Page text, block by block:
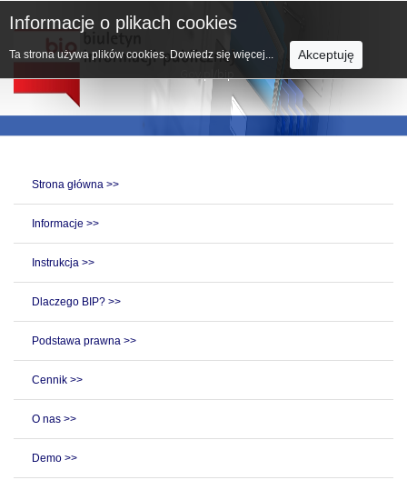
Strona główna >>
Informacje >>
Instrukcja >>
Dlaczego BIP? >>
Podstawa prawna >>
Cennik >>
O nas >>
Demo >>
Informacje o plikach cookies
Ta strona używa plików cookies. Dowiedz się więcej... Akceptuję